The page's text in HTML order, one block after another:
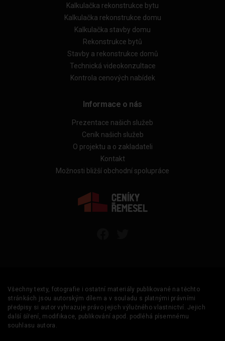
Kalkulačka rekonstrukce bytu
Kalkulačka rekonstrukce domu
Kalkulačka stavby domu
Rekonstrukce bytů
Stavby a rekonstrukce domů
Technická videokonzultace
Kontrola cenových nabídek
Informace o nás
Prezentace našich služeb
Ceník našich služeb
O projektu a o zakladateli
Kontakt
Možnosti bližší obchodní spolupráce
Všechny texty, fotografie i ostatní materiály publikované na těchto
stránkách jsou autorským dílem a v souladu s platnými právními
předpisy si autor vyhrazuje právo jejich výlučného vlastnictví. Jejich
další šíření, modifikace, publikování apod. podléhá písemnému
souhlasu autora.